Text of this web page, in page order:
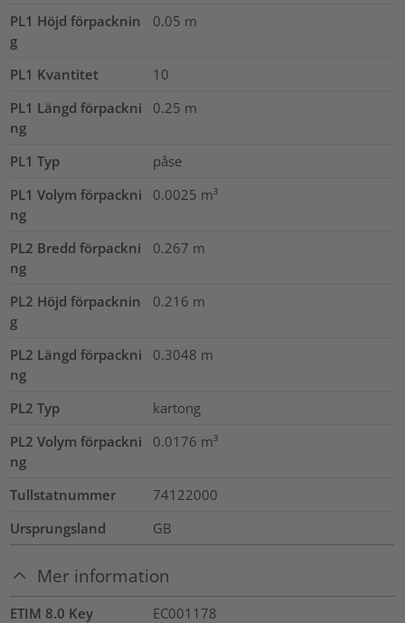
PL1 Höjd förpacknin
g
0.05 m
PL1 Kvantitet
10
PL1 Längd förpackni
ng
0.25 m
PL1 Typ
påse
PL1 Volym förpackni
ng
0.0025 m³
PL2 Bredd förpackni
ng
0.267 m
PL2 Höjd förpacknin
g
0.216 m
PL2 Längd förpackni
ng
0.3048 m
PL2 Typ
kartong
PL2 Volym förpackni
ng
0.0176 m³
Tullstatnummer
74122000
Ursprungsland
GB
Mer information
ETIM 8.0 Key
EC001178